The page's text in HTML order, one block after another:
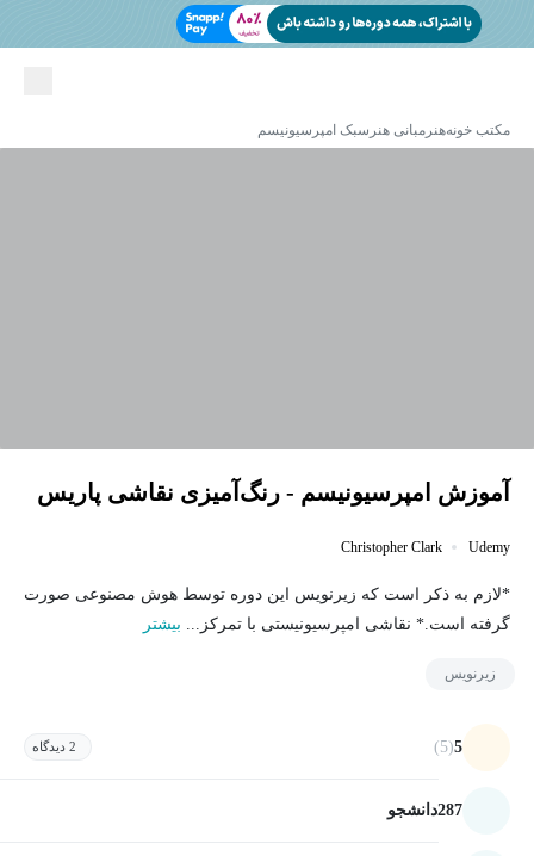
مکتب خونههنر مبانی هنر سبک امپرسیونیسم
آموزش امپرسیونیسم - رنگ‌آمیزی نقاشی پاریس
Udemy
Christopher Clark
*لازم به ذکر است که زیرنویس این دوره توسط هوش مصنوعی صورت
گرفته است.* نقاشی امپرسیونیستی با تمرکز... بیشتر
زیرنویس
5
(5) 2 دیدگاه
287دانشجو